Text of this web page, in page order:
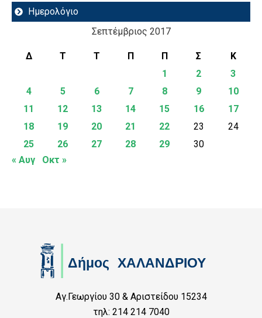
Ημερολόγιο
Σεπτέμβριος 2017
Δ Τ Τ Π Π Σ
Κ
1
2
3
4
5 6 7 8 9
10
11
12 13 14 15 16
17
18
19 20 21 22 23
24
25
26 27 28 29
30
« Αυγ
Οκτ »
Αγ.Γεωργίου 30 & Αριστείδου 15234
τηλ: 214 214 7040